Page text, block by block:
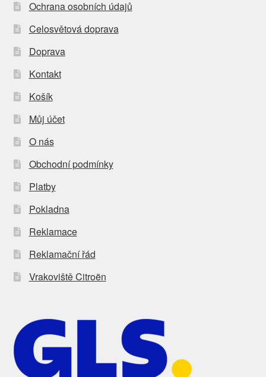
Ochrana osobních údajů
Celosvětová doprava
Doprava
Kontakt
Košík
Můj účet
O nás
Obchodní podmínky
Platby
Pokladna
Reklamace
Reklamační řád
Vrakoviště Citroën